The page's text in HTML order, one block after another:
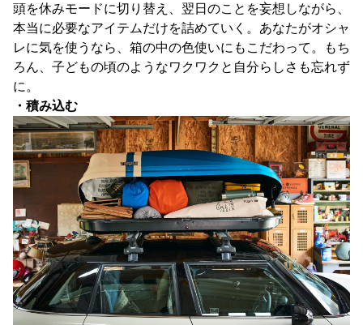
頭を休みモードに切り替え、翌日のことを妄想しながら、
本当に必要なアイテムだけを詰めていく。あなたがオシャ
レに気を使うなら、箱の中の色使いにもこだわって。もち
ろん、子どもの頃のようなワクワクと自分らしさも忘れず
に。
・積み込む